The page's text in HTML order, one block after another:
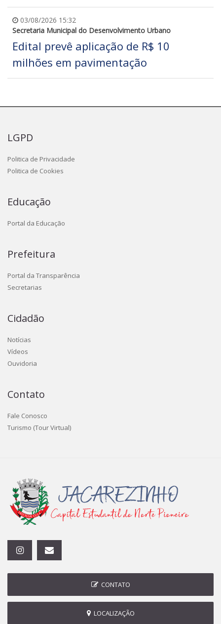
03/08/2026 15:32
Secretaria Municipal do Desenvolvimento Urbano
Edital prevê aplicação de R$ 10
milhões em pavimentação
LGPD
Politica de Privacidade
Politica de Cookies
Educação
Portal da Educação
Prefeitura
Portal da Transparência
Secretarias
Cidadão
Notícias
Vídeos
Ouvidoria
Contato
Fale Conosco
Turismo (Tour Virtual)
CONTATO
LOCALIZAÇÃO